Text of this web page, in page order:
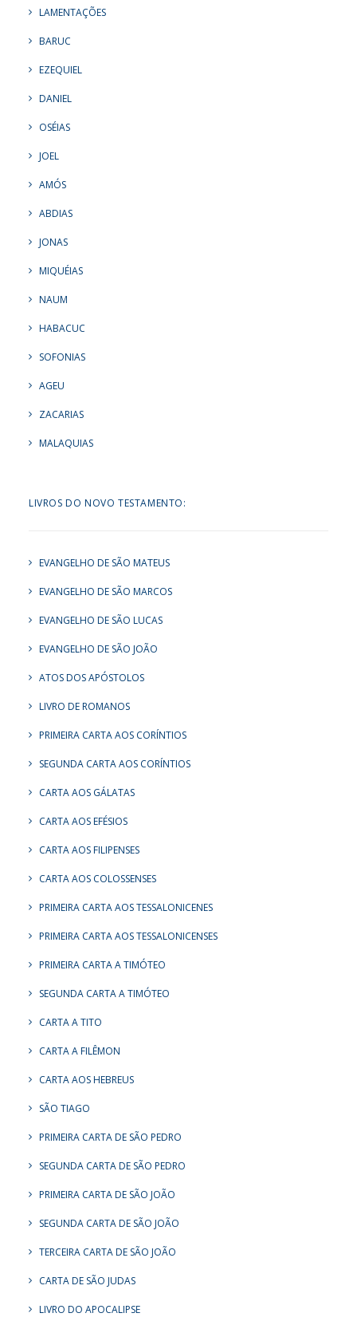
LAMENTAÇÕES
BARUC
EZEQUIEL
DANIEL
OSÉIAS
JOEL
AMÓS
ABDIAS
JONAS
MIQUÉIAS
NAUM
HABACUC
SOFONIAS
AGEU
ZACARIAS
MALAQUIAS
LIVROS DO NOVO TESTAMENTO:
EVANGELHO DE SÃO MATEUS
EVANGELHO DE SÃO MARCOS
EVANGELHO DE SÃO LUCAS
EVANGELHO DE SÃO JOÃO
ATOS DOS APÓSTOLOS
LIVRO DE ROMANOS
PRIMEIRA CARTA AOS CORÍNTIOS
SEGUNDA CARTA AOS CORÍNTIOS
CARTA AOS GÁLATAS
CARTA AOS EFÉSIOS
CARTA AOS FILIPENSES
CARTA AOS COLOSSENSES
PRIMEIRA CARTA AOS TESSALONICENES
PRIMEIRA CARTA AOS TESSALONICENSES
PRIMEIRA CARTA A TIMÓTEO
SEGUNDA CARTA A TIMÓTEO
CARTA A TITO
CARTA A FILÊMON
CARTA AOS HEBREUS
SÃO TIAGO
PRIMEIRA CARTA DE SÃO PEDRO
SEGUNDA CARTA DE SÃO PEDRO
PRIMEIRA CARTA DE SÃO JOÃO
SEGUNDA CARTA DE SÃO JOÃO
TERCEIRA CARTA DE SÃO JOÃO
CARTA DE SÃO JUDAS
LIVRO DO APOCALIPSE